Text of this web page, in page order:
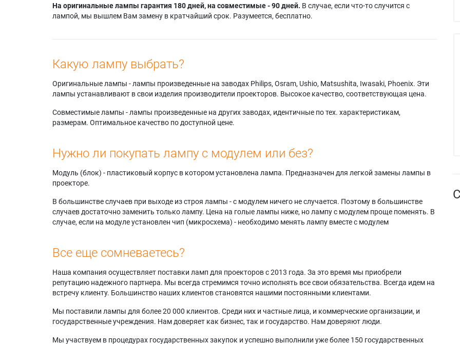
На оригинальные лампы гарантия 180 дней, на совместимые - 90 дней. В случае, если что-то случится с
лампой, мы вышлем Вам замену в кратчайший срок. Разумеется, бесплатно.
Какую лампу выбрать?
Оригинальные лампы - лампы произведенные на заводах Philips, Osram, Ushio, Matsushita, Iwasaki, Phoenix. Эти
лампы устанавливают в свои изделия производители проекторов. Высокое качество, соответствующая цена.
Совместимые лампы - лампы произведенные на других заводах, идентичные по тех. характеристикам,
размерам. Оптимальное качество по доступной цене.
Нужно ли покупать лампу с модулем или без?
Модуль (блок) - пластиковый корпус в котором установлена лампа. Предназначен для легкой замены лампы в
проекторе.
В большинстве случаев при выходе из строя лампы - с модулем ничего не случается. Поэтому в большинстве
случаев достаточно заменить только лампу. Цена на голые лампы ниже, но лампу с модулем проще поменять. В
случае, если на модуле установлен чип (микросхема) - необходимо менять лампу вместе с модулем
Все еще сомневаетесь?
Наша компания осуществляет поставки ламп для проекторов с 2013 года. За это время мы приобрели
репутацию надежного партнера. Мы всегда стремимся точно исполнять все свои обязательства. Всегда идем на
встречу клиенту. Большинство наших клиентов становятся нашими постоянными клиентами.
Мы поставили лампы для более 20 000 клиентов. Среди них и частные лица, и коммерческие организации, и
государственные учреждения. Нам доверяет как бизнес, так и государство. Нам доверяют люди.
Мы участвуем в процедурах государственных закупок и успешно выполнили уже более 150 государственных